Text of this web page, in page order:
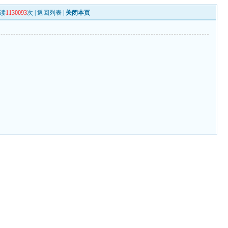
1130093次 |返回列表 关闭本页